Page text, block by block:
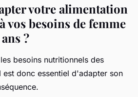
votre alimentation
vos besoins de femme
?
besoins nutritionnels des
est donc essentiel d'adapter son